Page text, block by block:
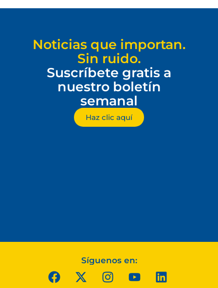
Noticias que importan.
Sin ruido.
Suscríbete gratis a
nuestro boletín
semanal
Haz clic aquí
Síguenos en: